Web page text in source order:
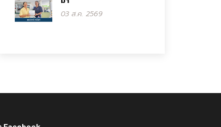
03 ส.ค. 2569